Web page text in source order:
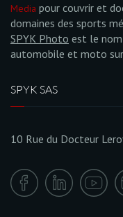
Media pour couvrir et
domaines des sports
SPYK Photo est le
automobile et moto
SPYK SAS
10 Rue du Docteur